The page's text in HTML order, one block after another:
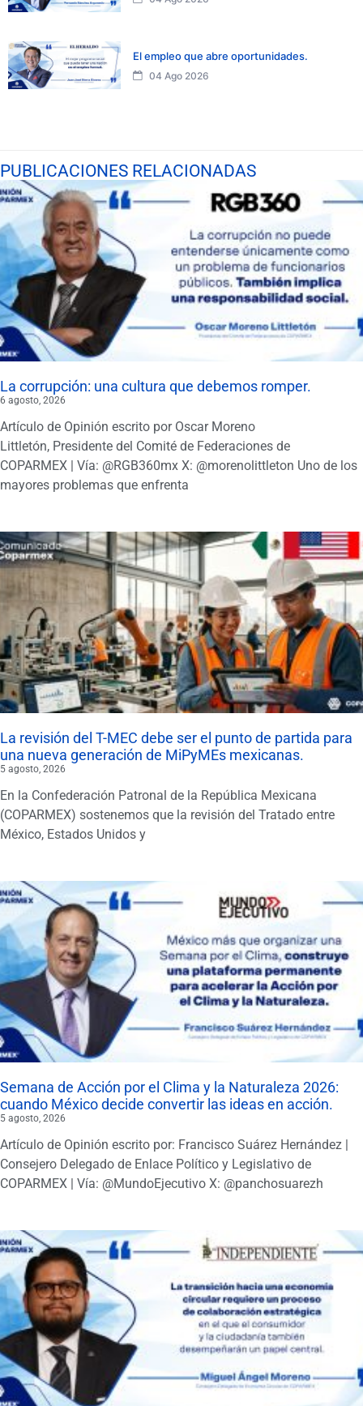
El empleo que abre oportunidades.
04 Ago 2026
PUBLICACIONES RELACIONADAS
La corrupción: una cultura que debemos romper.
6 agosto, 2026
Artículo de Opinión escrito por Oscar Moreno
Littletón, Presidente del Comité de Federaciones de
COPARMEX | Vía: @RGB360mx X: @morenolittleton Uno de los
mayores problemas que enfrenta
La revisión del T-MEC debe ser el punto de partida para
una nueva generación de MiPyMEs mexicanas.
5 agosto, 2026
En la Confederación Patronal de la República Mexicana
(COPARMEX) sostenemos que la revisión del Tratado entre
México, Estados Unidos y
Semana de Acción por el Clima y la Naturaleza 2026:
cuando México decide convertir las ideas en acción.
5 agosto, 2026
Artículo de Opinión escrito por: Francisco Suárez Hernández |
Consejero Delegado de Enlace Político y Legislativo de
COPARMEX | Vía: @MundoEjecutivo X: @panchosuarezh